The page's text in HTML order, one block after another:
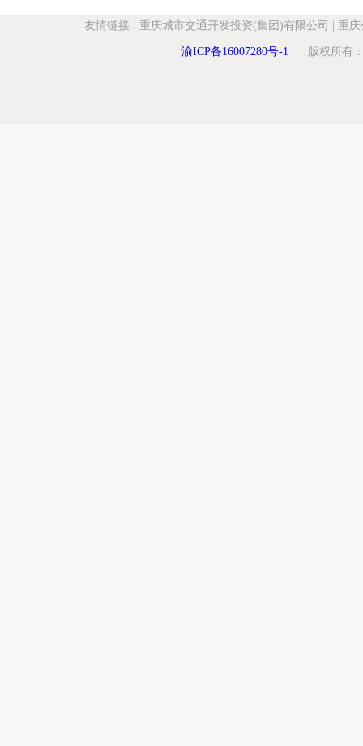
友情链接 : 重庆城市交通开发投资(集团)有限公司 重庆
渝ICP备16007280号-1 版权所有：